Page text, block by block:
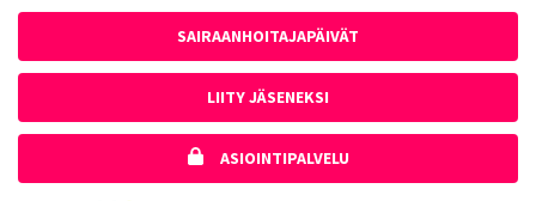
SAIRAANHOITAJAPÄIVÄT
LIITY JÄSENEKSI
ASIOINTIPALVELU